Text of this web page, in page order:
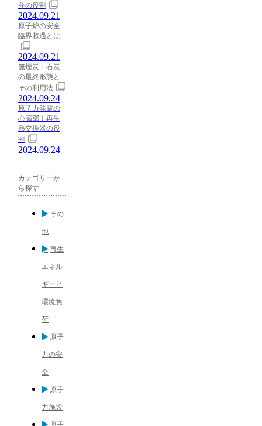
弁の役割
2024.09.21
原子炉の安全:
臨界超過とは
2024.09.21
無煙炭：石炭
の最終形態と
その利用法
2024.09.24
原子力発電の
心臓部！再生
熱交換器の役
割
2024.09.24
カテゴリーか
ら探す
その
他
再生
エネル
ギーと
環境負
荷
原子
力の安
全
原子
力施設